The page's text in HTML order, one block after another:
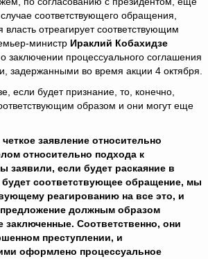
соответствующего обращения,
власть отреагирует соответствующим
министр Ираклий Кобахидзе
заключении процессуального соглашения
задержанными во время акции 4 октября.
если будет признание, то, конечно,
образом и они могут еще
заявление относительно
относительно подхода к
заявили, если будет раскаяние в
будет соответствующее обращение, мы
реагированию на все это, и
должным образом
заключенные. Соответственно, они
преступлении, и
оформлено процессуальное